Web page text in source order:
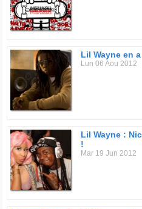
Lil Wayne en
Lun 06 Aou 2012
Lil Wayne :
!
Mar 19 Jun 2012